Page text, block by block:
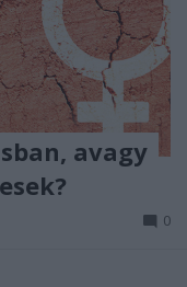
avagy
0